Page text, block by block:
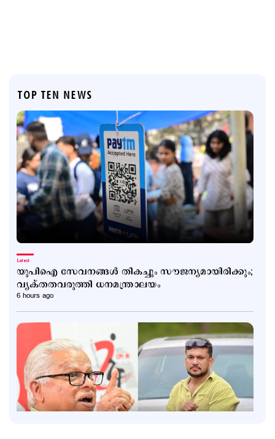
TOP TEN NEWS
Latest
യുപിഐ സേവനങ്ങള്‍ തികച്ചും സൗജന്യമായിരിക്കും;
വ്യക്തതവരുത്തി ധനമന്ത്രാലയം
6 hours ago